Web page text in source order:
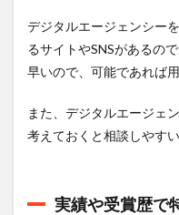
タル
エー
ジェ
ンシ
職は
デジ
め
デジタルエージェンシー
るサイトやSNSがあるの
早いので、可能であれば
また、デジタルエージェ
考えておくと相談しやす
実績や受賞歴で